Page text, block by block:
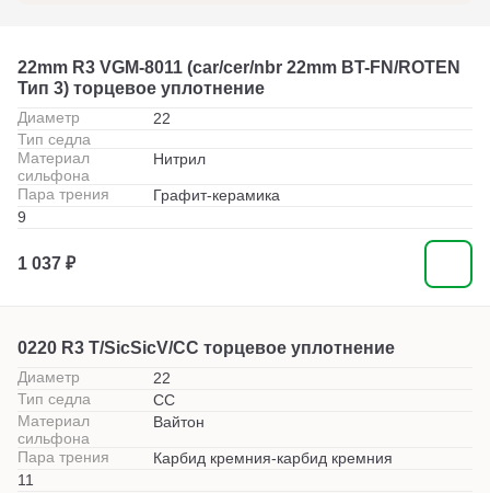
22mm R3 VGM-8011 (car/cer/nbr 22mm BT-FN/ROTEN
Тип 3) торцевое уплотнение
Диаметр
22
Тип седла
Материал
сильфона
Нитрил
Пара трения
Графит-керамика
9
1 037 ₽
0220 R3 T/SicSicV/CC торцевое уплотнение
Диаметр
22
Тип седла
СС
Материал
сильфона
Вайтон
Пара трения
Карбид кремния-карбид кремния
11